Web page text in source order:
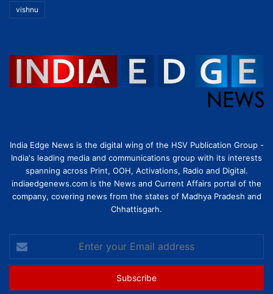
vishnu
India Edge News is the digital wing of the HSV Publication Group -
India's leading media and communications group with its interests
spanning across Print, OOH, Activations, Radio and Digital.
indiaedgenews.com is the News and Current Affairs portal of the
company, covering news from the states of Madhya Pradesh and
Chhattisgarh.
your
Email